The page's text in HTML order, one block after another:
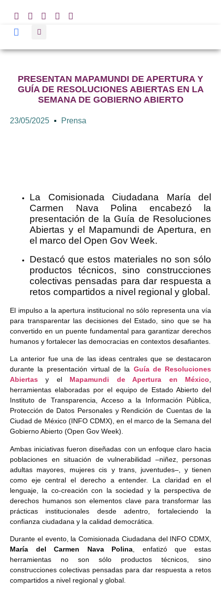
PRESENTAN MAPAMUNDI DE APERTURA Y
GUÍA DE RESOLUCIONES ABIERTAS EN LA
SEMANA DE GOBIERNO ABIERTO
23/05/2025 Prensa
La Comisionada Ciudadana María del
Carmen Nava Polina encabezó la
presentación de la Guía de Resoluciones
Abiertas y el Mapamundi de Apertura, en
el marco del Open Gov Week.
Destacó que estos materiales no son sólo
productos técnicos, sino construcciones
colectivas pensadas para dar respuesta a
retos compartidos a nivel regional y global.
El impulso a la apertura institucional no sólo representa una vía
para transparentar las decisiones del Estado, sino que se ha
convertido en un puente fundamental para garantizar derechos
humanos y fortalecer las democracias en contextos desafiantes.
La anterior fue una de las ideas centrales que se destacaron
durante la presentación virtual de la Guía de Resoluciones
Abiertas y el Mapamundi de Apertura en México,
herramientas elaboradas por el equipo de Estado Abierto del
Instituto de Transparencia, Acceso a la Información Pública,
Protección de Datos Personales y Rendición de Cuentas de la
Ciudad de México (INFO CDMX), en el marco de la Semana del
Gobierno Abierto (Open Gov Week).
Ambas iniciativas fueron diseñadas con un enfoque claro hacia
poblaciones en situación de vulnerabilidad –niñez, personas
adultas mayores, mujeres cis y trans, juventudes–, y tienen
como eje central el derecho a entender. La claridad en el
lenguaje, la co-creación con la sociedad y la perspectiva de
derechos humanos son elementos clave para transformar las
prácticas institucionales desde adentro, fortaleciendo la
confianza ciudadana y la calidad democrática.
Durante el evento, la Comisionada Ciudadana del INFO CDMX,
María del Carmen Nava Polina , enfatizó que estas
herramientas no son sólo productos técnicos, sino
construcciones colectivas pensadas para dar respuesta a retos
compartidos a nivel regional y global.